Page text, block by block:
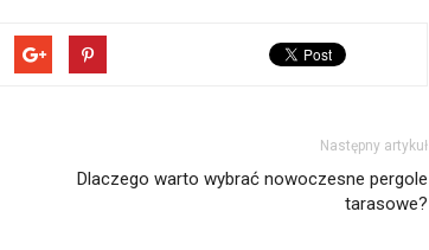
Następny artykuł
Dlaczego warto wybrać nowoczesne pergole
tarasowe?